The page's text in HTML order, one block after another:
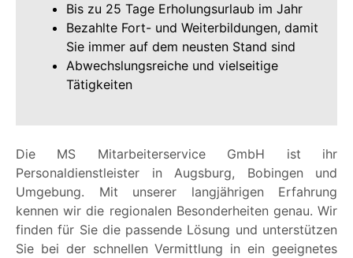
Die MS Mitarbeiterservice GmbH ist ihr
Personaldienstleister in Augsburg, Bobingen und
Umgebung. Mit unserer langjährigen Erfahrung
kennen wir die regionalen Besonderheiten genau. Wir
finden für Sie die passende Lösung und unterstützen
Sie bei der schnellen Vermittlung in ein geeignetes
Bis zu 25 Tage Erholungsurlaub im Jahr
Bezahlte Fort- und Weiterbildungen, damit
Sie immer auf dem neusten Stand sind
Abwechslungsreiche und vielseitige
Tätigkeiten